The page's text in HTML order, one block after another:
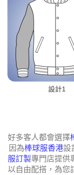
設計1
好多客人都會選擇
因為棒球服香港設
服訂製專門店提供
以自由配搭，為您